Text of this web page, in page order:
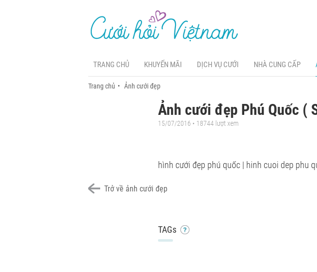
TRANG CHỦ KHUYẾN MÃI DỊCH VỤ CƯỚI NHÀ CUNG CẤP
Trang chủ Ảnh cưới đẹp
Ảnh cưới đẹp Phú Quốc (
15/07/2016 • 18744 lượt xem
hình cưới đẹp phú quốc | hinh cuoi dep phu
Trở về ảnh cưới đẹp
TAGs